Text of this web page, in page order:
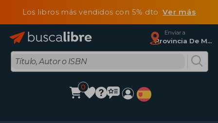
Los libros más vendidos con 5% dtoVer más
Enviar a
Provincia De Madrid
0